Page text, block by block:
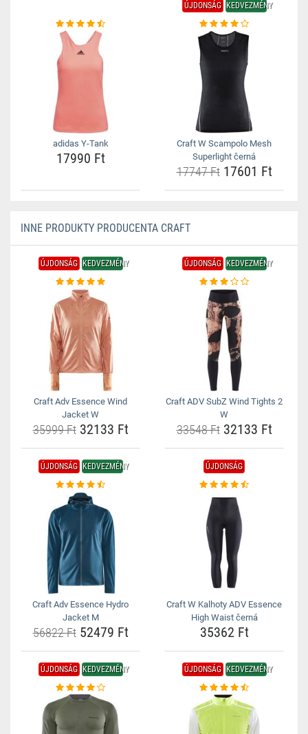
adidas Y-Tank
17990 Ft
ÚJDONSÁG KEDVEZMÉNY
Craft W Scampolo Mesh
Superlight černá
17747 Ft17601 Ft
INNE PRODUKTY PRODUCENTA CRAFT
ÚJDONSÁG KEDVEZMÉNY
Craft Adv Essence Wind
Jacket W
35999 Ft32133 Ft
ÚJDONSÁG KEDVEZMÉNY
Craft ADV SubZ Wind Tights 2
W
33548 Ft32133 Ft
ÚJDONSÁG KEDVEZMÉNY
Craft Adv Essence Hydro
Jacket M
56822 Ft52479 Ft
ÚJDONSÁG
Craft W Kalhoty ADV Essence
High Waist černá
35362 Ft
ÚJDONSÁG KEDVEZMÉNY ÚJDONSÁG KEDVEZMÉNY